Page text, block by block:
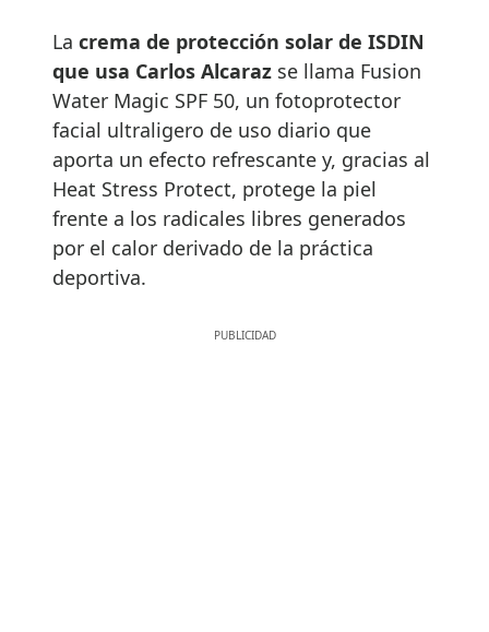
La crema de protección solar de ISDIN
que usa Carlos Alcaraz se llama Fusion
Water Magic SPF 50, un fotoprotector
facial ultraligero de uso diario que
aporta un efecto refrescante y, gracias al
Heat Stress Protect, protege la piel
frente a los radicales libres generados
por el calor derivado de la práctica
deportiva.